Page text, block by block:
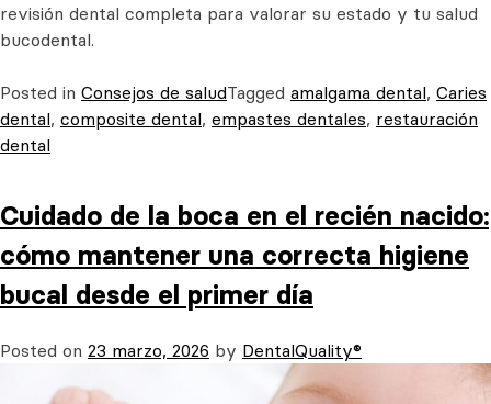
revisión dental completa para valorar su estado y tu salud
bucodental.
Posted in Consejos de saludTagged amalgama dental, Caries
dental, composite dental, empastes dentales, restauración
dental
Cuidado de la boca en el recién nacido:
cómo mantener una correcta higiene
bucal desde el primer día
Posted on 23 marzo, 2026 by DentalQuality®